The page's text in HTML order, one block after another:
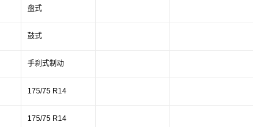
盘式
鼓式
手刹式制动
175/75 R14
175/75 R14